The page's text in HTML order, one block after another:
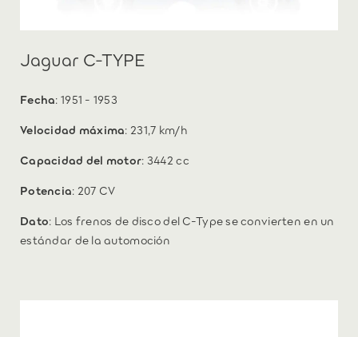
Jaguar C-TYPE
Fecha: 1951 - 1953
Velocidad máxima: 231,7 km/h
Capacidad del motor: 3442 cc
Potencia: 207 CV
Dato: Los frenos de disco del C-Type se convierten en un
estándar de la automoción